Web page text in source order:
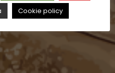
Cookie policy